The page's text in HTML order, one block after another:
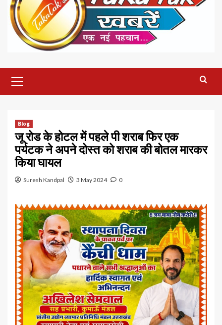
Menu
Blog
जू रोड के होटल में पहले पी शराब फिर एक
पर्यटक ने अपने दोस्त को शराब की बोतल मारकर
किया घायल
Suresh Kandpal 3 May 2024 0